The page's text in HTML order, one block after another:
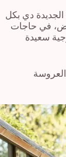
دي بكل
في حاجات
سعيدة